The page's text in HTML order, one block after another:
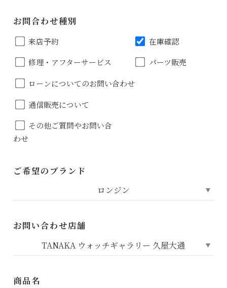
お問合わせ種別
来店予約
在庫確認
修理・アフターサービス
パーツ販売
ローンについてのお問い合わせ
通信販売について
その他ご質問やお問い合
わせ
ご希望のブランド
お問い合わせ店舗
商品名